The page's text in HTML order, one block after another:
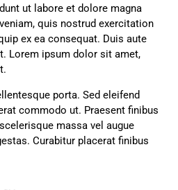
ut labore et dolore magna
quis nostrud exercitation
ex ea consequat. Duis aute
Lorem ipsum dolor sit amet,
porta. Sed eleifend
commodo ut. Praesent finibus
massa vel augue
Curabitur placerat finibus